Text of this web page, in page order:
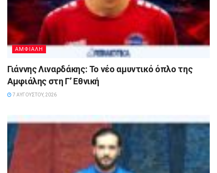
ΑΜΦΙΑΛΗ
Γιάννης Λιναρδάκης: Το νέο αμυντικό όπλο της
Αμφιάλης στη Γ’ Εθνική
7 ΑΥΓΟΎΣΤΟΥ, 2026